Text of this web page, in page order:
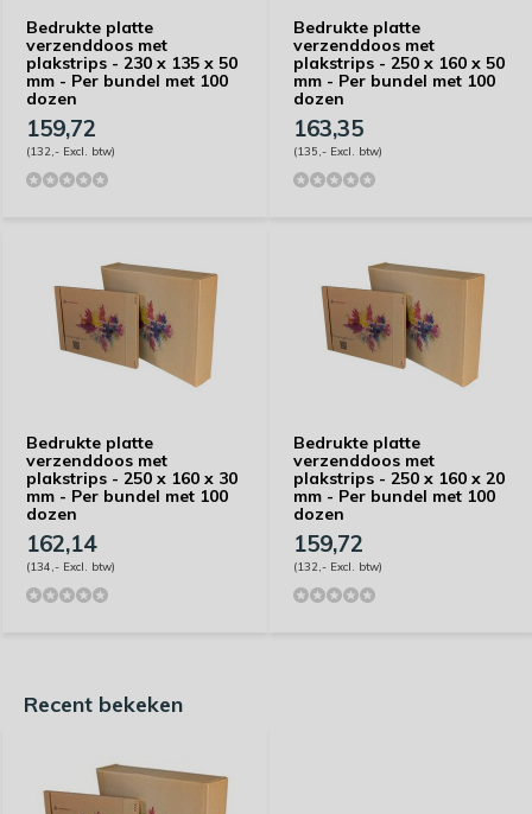
Bedrukte platte
verzenddoos met
plakstrips - 230 x 135 x 50
mm - Per bundel met 100
dozen
159,72
(132,- Excl. btw)
Bedrukte platte
verzenddoos met
plakstrips - 250 x 160 x 50
mm - Per bundel met 100
dozen
163,35
(135,- Excl. btw)
Bedrukte platte
verzenddoos met
plakstrips - 250 x 160 x 30
mm - Per bundel met 100
dozen
162,14
(134,- Excl. btw)
Bedrukte platte
verzenddoos met
plakstrips - 250 x 160 x 20
mm - Per bundel met 100
dozen
159,72
(132,- Excl. btw)
Recent bekeken